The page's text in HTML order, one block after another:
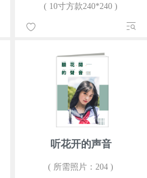
( 10寸方款240*240 )
听花开的声音
( 所需照片：204 )